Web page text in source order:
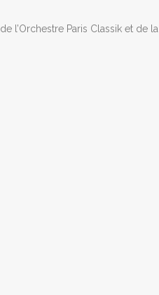
l’Orchestre Paris Classik et